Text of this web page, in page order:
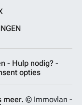
- Hulp nodig? -
opties
meer. © Immovlan -